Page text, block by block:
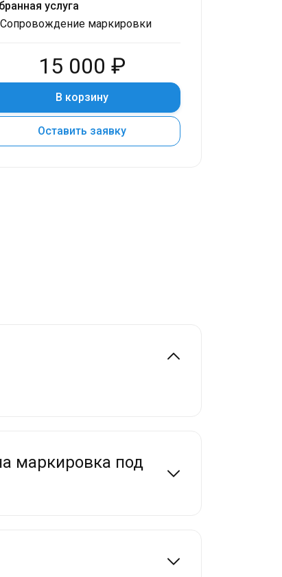
услуга
Сопровождение маркировки
15 000 ₽
В корзину
Оставить заявку
маркировка под